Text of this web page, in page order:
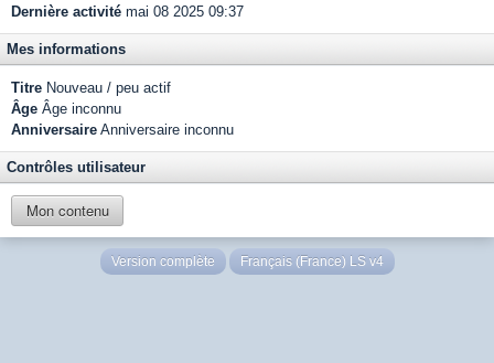
Dernière activité mai 08 2025 09:37
Mes informations
Titre Nouveau / peu actif
Âge Âge inconnu
Anniversaire Anniversaire inconnu
Contrôles utilisateur
Mon contenu
Version complète Français (France) LS v4